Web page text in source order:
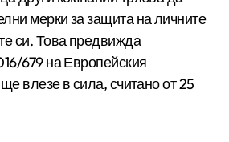
мерки за защита на личните
си. Това предвижда
679 на Европейския
влезе в сила, считано от 25